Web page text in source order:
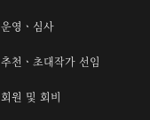
운영ㆍ심사
추천ㆍ초대작가 선임
회원 및 회비